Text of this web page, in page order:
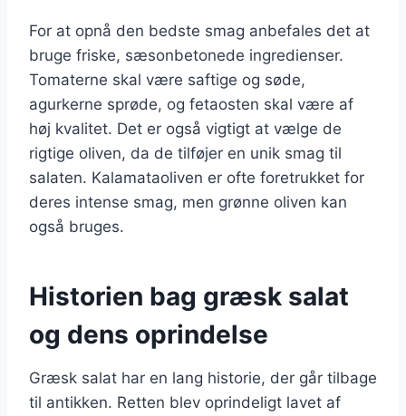
For at opnå den bedste smag anbefales det at
bruge friske, sæsonbetonede ingredienser.
Tomaterne skal være saftige og søde,
agurkerne sprøde, og fetaosten skal være af
høj kvalitet. Det er også vigtigt at vælge de
rigtige oliven, da de tilføjer en unik smag til
salaten. Kalamataoliven er ofte foretrukket for
deres intense smag, men grønne oliven kan
også bruges.
Historien bag græsk salat
og dens oprindelse
Græsk salat har en lang historie, der går tilbage
til antikken. Retten blev oprindeligt lavet af